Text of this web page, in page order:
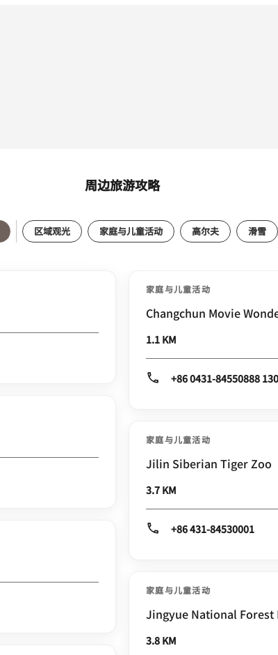
周边旅游攻略
区域观光 家庭与儿童活动 高尔夫 滑雪
家庭与儿童活动
Changchun Movie
1.1 KM
+86 0431-84550888
家庭与儿童活动
Jilin Siberian Tiger Zoo
3.7 KM
+86 431-84530001
家庭与儿童活动
Jingyue National Forest
3.8 KM